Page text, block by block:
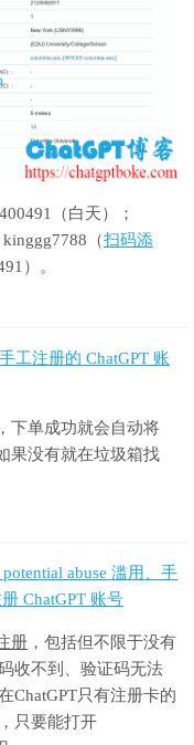
（白天）；
（扫码添
）。
工注册的 ChatGPT 账
下单成功就会自动将
果没有就在垃圾箱找
abuse 滥用、手
ChatGPT 账号
册 ，包括但不限于没有
收不到、验证码无法
ChatGPT只有注册卡的
只要能打开